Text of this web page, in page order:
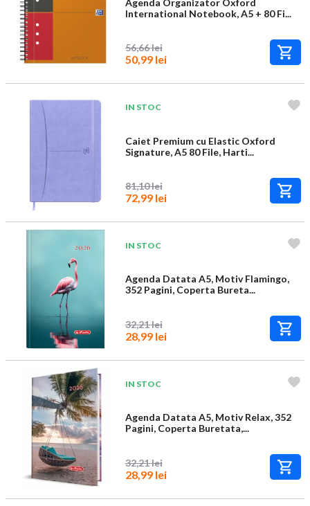
International Notebook, A5 + 80 Fi...
56,66 lei
50,99 lei
IN STOC
Caiet Premium cu Elastic Oxford
Signature, A5 80 File, Harti...
81,10 lei
72,99 lei
IN STOC
Agenda Datata A5, Motiv Flamingo,
352 Pagini, Coperta Bureta...
32,21 lei
28,99 lei
IN STOC
Agenda Datata A5, Motiv Relax, 352
Pagini, Coperta Buretata,...
32,21 lei
28,99 lei